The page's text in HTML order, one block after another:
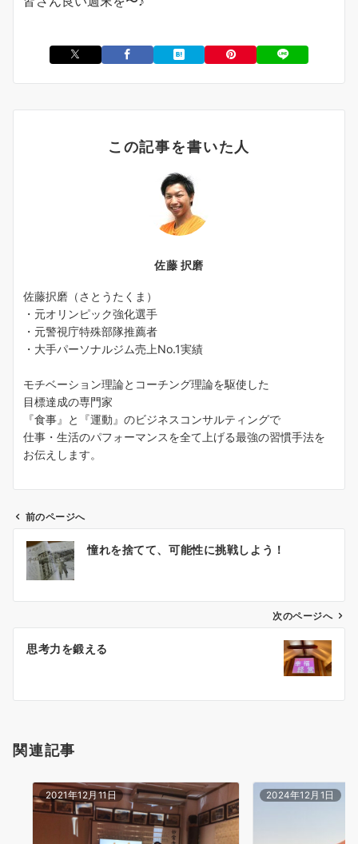
この記事を書いた人
佐藤 択磨
佐藤択磨（さとうたくま）
・元オリンピック強化選手
・元警視庁特殊部隊推薦者
・大手パーソナルジム売上No.1実績
モチベーション理論とコーチング理論を駆使した
目標達成の専門家
『食事』と『運動』のビジネスコンサルティングで
仕事・生活のパフォーマンスを全て上げる最強の習慣手法を
お伝えします。
ン
前のページへ
憧れを捨てて、可能性に挑戦しよう！
次のページへ
思考力を鍛える
関連記事
2021年12月11日 2024年12月1日